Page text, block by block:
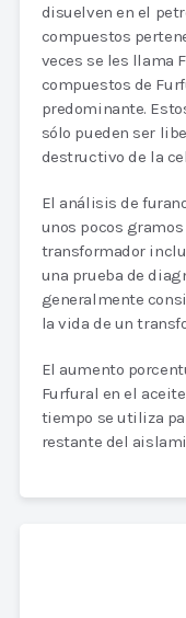
disuelven en el
compuestos
veces se les llama
compuestos de
predominante.
sólo pueden ser
destructivo de la
El análisis de
unos pocos
transformador
una prueba de
generalmente
la vida de un
El aumento
Furfural en el
tiempo se utiliza
restante del